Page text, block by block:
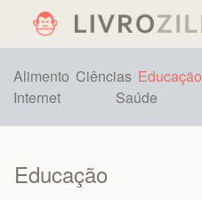
Alimento Ciências Educação
Internet
Saúde
Educação